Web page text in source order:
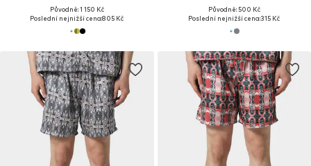
Původně: 1 150 Kč
Poslední nejnižší cena:805 Kč
Původně: 500 Kč
Poslední nejnižší cena:315 Kč